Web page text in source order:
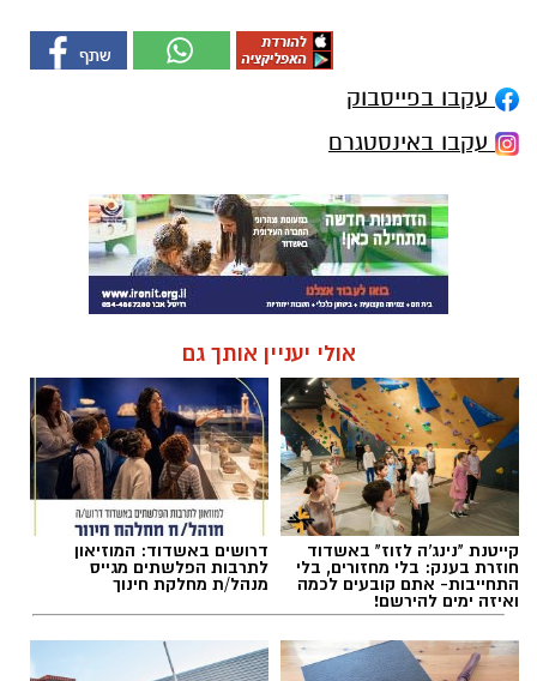
עקבו בפייסבוק
עקבו באינסטגרם
אולי יעניין אותך גם
קייטנת "נינג'ה לזוז" באשדוד
חוזרת בענק: בלי מחזורים, בלי
התחייבות- אתם קובעים לכמה
ואיזה ימים להירשם!
דרושים באשדוד: המוזיאון
לתרבות הפלשתים מגייס
מנהל/ת מחלקת חינוך